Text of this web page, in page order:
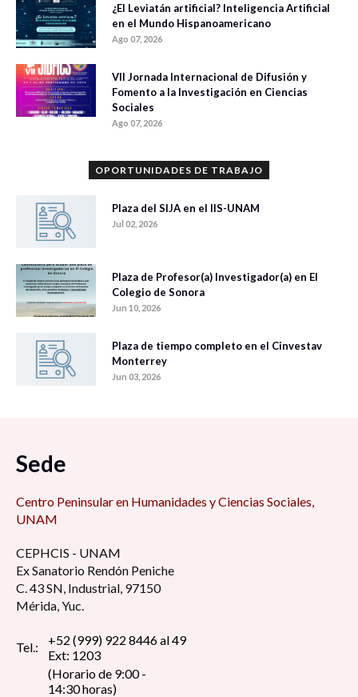
¿El Leviatán artificial? Inteligencia Artificial
en el Mundo Hispanoamericano
Ago 07, 2026
VII Jornada Internacional de Difusión y
Fomento a la Investigación en Ciencias
Sociales
Ago 07, 2026
OPORTUNIDADES DE TRABAJO
Plaza del SIJA en el IIS-UNAM
Jul 02, 2026
Plaza de Profesor(a) Investigador(a) en El
Colegio de Sonora
Jun 10, 2026
Plaza de tiempo completo en el Cinvestav
Monterrey
Jun 03, 2026
Sede
Centro Peninsular en Humanidades y Ciencias Sociales,
UNAM
CEPHCIS - UNAM
Ex Sanatorio Rendón Peniche
C. 43 SN, Industrial, 97150
Mérida, Yuc.
Tel.:
+52 (999) 922 8446 al 49
Ext: 1203
(Horario de 9:00 -
14:30 horas)